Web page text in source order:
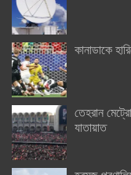
কানাডাকে
তেহরান
যাতায়াত